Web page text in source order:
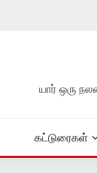
யார் ஒரு
கட்டுரைகள்